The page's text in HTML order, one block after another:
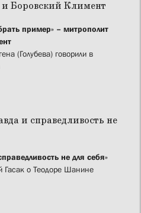
пример» – митрополит
(Голубева) говорили в
не для себя»
Гасак о Теодоре Шанине